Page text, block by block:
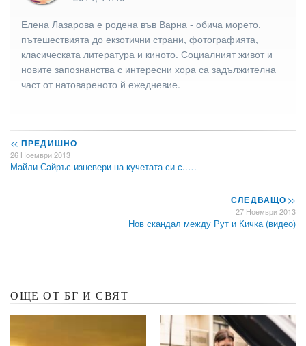
Елена Лазарова е родена във Варна - обича морето,
пътешествията до екзотични страни, фотографията,
класическата литература и киното. Социалният живот и
новите запознанства с интересни хора са задължителна
част от натовареното й ежедневие.
<< ПРЕДИШНО
26 Ноември 2013
Майли Сайръс изневери на кучетата си с..…
СЛЕДВАЩО>>
27 Ноември 2013
Нов скандал между Рут и Кичка (видео)
ОЩЕ ОТ БГ И СВЯТ